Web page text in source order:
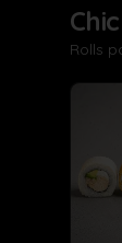
Rolls